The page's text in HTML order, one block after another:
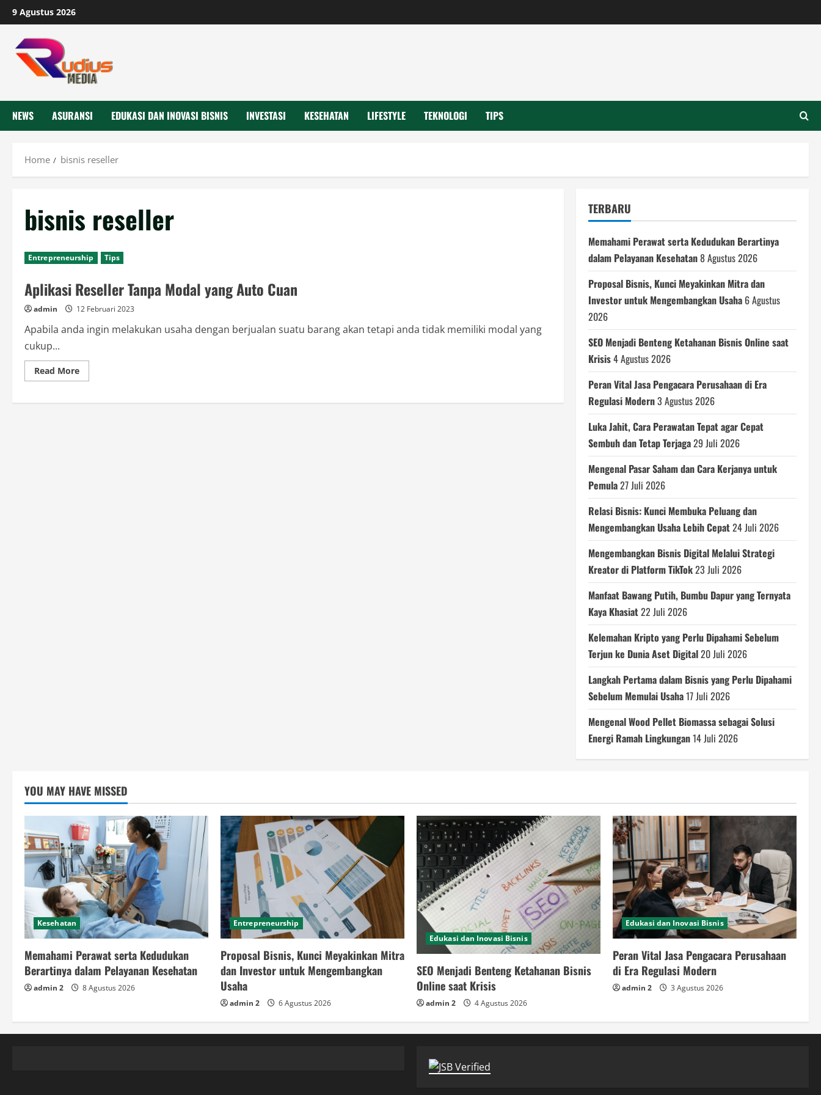
Skip
to
content
9 Agustus 2026
NEWS ASURANSI EDUKASI DAN INOVASI BISNIS INVESTASI KESEHATAN LIFESTYLE TEKNOLOGI TIPS
Home bisnis reseller
bisnis reseller
Entrepreneurship Tips
Aplikasi Reseller Tanpa Modal yang Auto Cuan
admin 12 Februari 2023
Apabila anda ingin melakukan usaha dengan berjualan suatu barang akan tetapi anda tidak memiliki modal yang
cukup...
Read MoreRead
more
Reseller
TERBARU
Memahami Perawat serta Kedudukan Berartinya
dalam Pelayanan Kesehatan8 Agustus 2026
Proposal Bisnis, Kunci Meyakinkan Mitra dan
Investor untuk Mengembangkan Usaha 6 Agustus
2026
SEO Menjadi Benteng Ketahanan Bisnis Online saat
Krisis4 Agustus 2026
Peran Vital Jasa Pengacara Perusahaan di Era
Regulasi Modern3 Agustus 2026
Luka Jahit, Cara Perawatan Tepat agar Cepat
Sembuh dan Tetap Terjaga29 Juli 2026
Mengenal Pasar Saham dan Cara Kerjanya untuk
Pemula27 Juli 2026
Relasi Bisnis: Kunci Membuka Peluang dan
Mengembangkan Usaha Lebih Cepat24 Juli 2026
Mengembangkan Bisnis Digital Melalui Strategi
Kreator di Platform TikTok23 Juli 2026
Manfaat Bawang Putih, Bumbu Dapur yang Ternyata
Kaya Khasiat22 Juli 2026
Kelemahan Kripto yang Perlu Dipahami Sebelum
Terjun ke Dunia Aset Digital20 Juli 2026
Langkah Pertama dalam Bisnis yang Perlu Dipahami
Sebelum Memulai Usaha17 Juli 2026
Mengenal Wood Pellet Biomassa sebagai Solusi
Energi Ramah Lingkungan14 Juli 2026
YOU MAY HAVE MISSED
Kesehatan
Memahami Perawat serta Kedudukan
Berartinya dalam Pelayanan Kesehatan
admin 2 8 Agustus 2026
Entrepreneurship
Proposal Bisnis, Kunci Meyakinkan Mitra
dan Investor untuk Mengembangkan
Usaha
admin 2 6 Agustus 2026
Edukasi dan Inovasi Bisnis
SEO Menjadi Benteng Ketahanan Bisnis
Online saat Krisis
admin 2 4 Agustus 2026
Edukasi dan Inovasi Bisnis
Peran Vital Jasa Pengacara Perusahaan
di Era Regulasi Modern
admin 2 3 Agustus 2026